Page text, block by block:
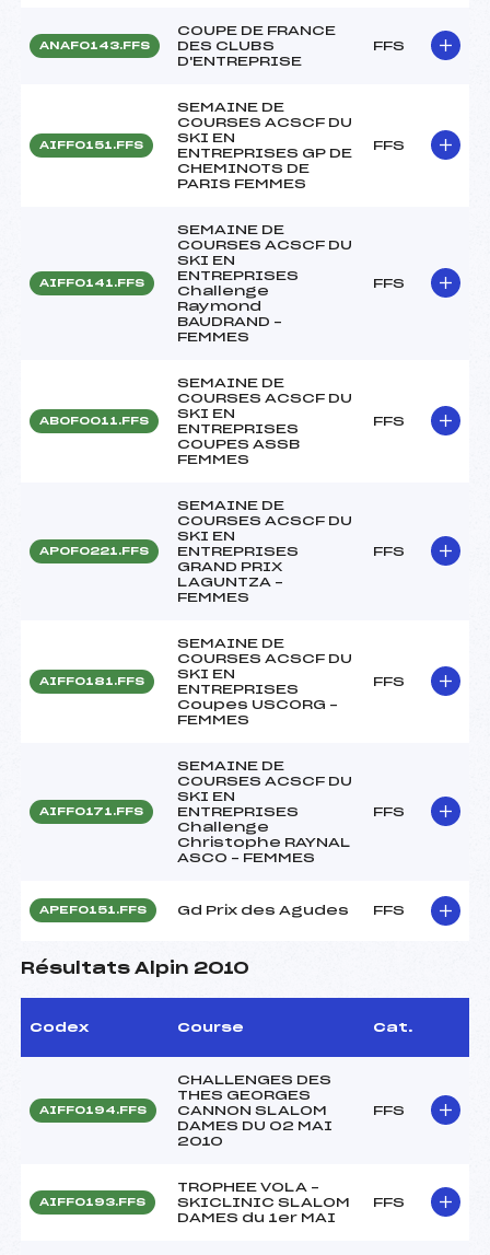
ANAF0143.FFS
COUPE DE FRANCE
DES CLUBS
D'ENTREPRISE
FFS
AIFF0151.FFS
SEMAINE DE
COURSES ACSCF DU
SKI EN
ENTREPRISES GP DE
CHEMINOTS DE
PARIS FEMMES
FFS
AIFF0141.FFS
SEMAINE DE
COURSES ACSCF DU
SKI EN
ENTREPRISES
Challenge
Raymond
BAUDRAND –
FEMMES
FFS
ABOF0011.FFS
SEMAINE DE
COURSES ACSCF DU
SKI EN
ENTREPRISES
COUPES ASSB
FEMMES
FFS
APOF0221.FFS
SEMAINE DE
COURSES ACSCF DU
SKI EN
ENTREPRISES
GRAND PRIX
LAGUNTZA –
FEMMES
FFS
AIFF0181.FFS
SEMAINE DE
COURSES ACSCF DU
SKI EN
ENTREPRISES
Coupes USCORG –
FEMMES
FFS
AIFF0171.FFS
SEMAINE DE
COURSES ACSCF DU
SKI EN
ENTREPRISES
Challenge
Christophe RAYNAL
ASCO – FEMMES
FFS
APEF0151.FFS Gd Prix des Agudes FFS
Résultats Alpin 2010
Codex Course Cat.
AIFF0194.FFS
CHALLENGES DES
THES GEORGES
CANNON SLALOM
DAMES DU 02 MAI
2010
FFS
AIFF0193.FFS
TROPHEE VOLA –
SKICLINIC SLALOM
DAMES du 1er MAI
FFS